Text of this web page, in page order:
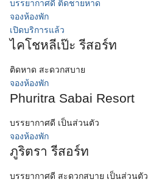
บรรยากาศดี ติดชายหาด
จองห้องพัก
เปิดบริการแล้ว
ไคโชหลีเป๊ะ รีสอร์ท
ติดหาด สะดวกสบาย
จองห้องพัก
Phuritra Sabai Resort
บรรยากาศดี เป็นส่วนตัว
จองห้องพัก
ภูริตรา รีสอร์ท
บรรยากาศดี สะดวกสบาย เป็นส่วนตัว